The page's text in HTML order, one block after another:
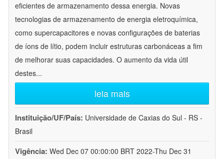
eficientes de armazenamento dessa energia. Novas
tecnologias de armazenamento de energia eletroquímica,
como supercapacitores e novas configurações de baterias
de íons de lítio, podem incluir estruturas carbonáceas a fim
de melhorar suas capacidades. O aumento da vida útil
destes...
leia mais
Instituição/UF/País: Universidade de Caxias do Sul - RS -
Brasil
Vigência: Wed Dec 07 00:00:00 BRT 2022-Thu Dec 31